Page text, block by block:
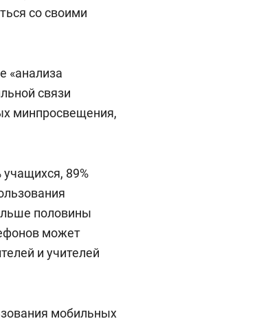
со своими
«анализа
связи
минпросвещения,
учащихся, 89%
половины
может
и учителей
мобильных